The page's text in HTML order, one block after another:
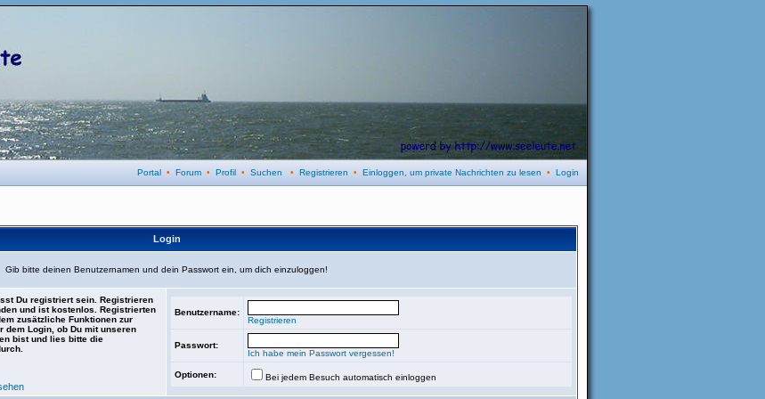
Portal • Forum • Profil • Suchen • Registrieren • Einloggen, um private Nachrichten zu lesen • Login
Login
Gib bitte deinen Benutzernamen und dein Passwort ein, um dich einzuloggen!
Du registriert sein. Registrieren
und ist kostenlos. Registrierten
zusätzliche Funktionen zur
dem Login, ob Du mit unseren
bist und lies bitte die
Benutzername:
Registrieren
Passwort:
Ich habe mein Passwort vergessen!
Optionen: Bei jedem Besuch automatisch einloggen